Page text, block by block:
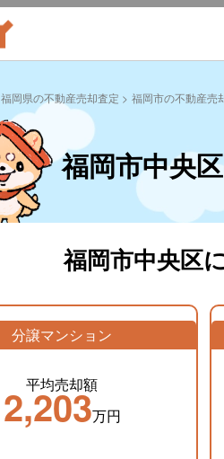
福岡県の不動産売却査定 福岡市の不動産売
福岡市中央
福岡市中央区
分譲マンション
平均売却額
2,203万円